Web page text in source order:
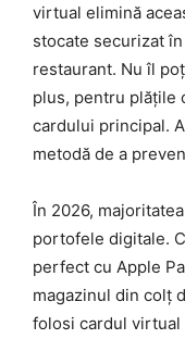
virtual elimină
stocate securizat
restaurant. Nu îl
plus, pentru plățile
cardului principal.
metodă de a
În 2026,
portofele digitale.
perfect cu Apple
magazinul din colț
folosi cardul virtual